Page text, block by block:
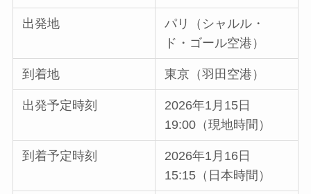
出発地
パリ（シャルル・
ド・ゴール空港）
到着地 東京（羽田空港）
出発予定時刻
2026年1月15日
19:00（現地時間）
到着予定時刻
2026年1月16日
15:15（日本時間）